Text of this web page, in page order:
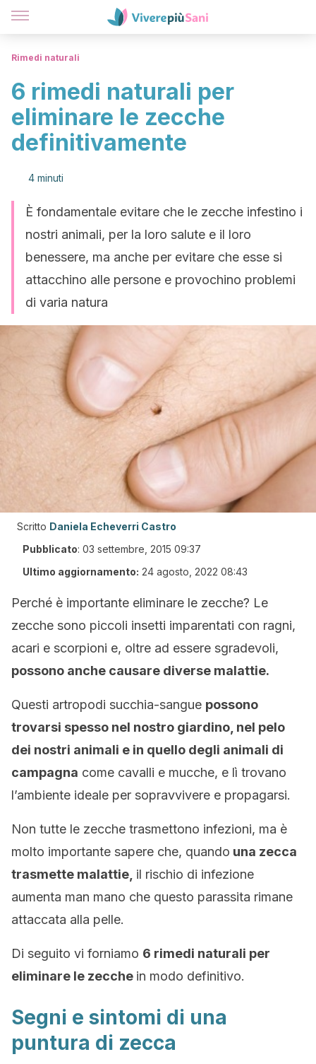
Rimedi naturali
6 rimedi naturali per
eliminare le zecche
definitivamente
4 minuti
È fondamentale evitare che le zecche infestino i
nostri animali, per la loro salute e il loro
benessere, ma anche per evitare che esse si
attacchino alle persone e provochino problemi
di varia natura
Scritto Daniela Echeverri Castro
Pubblicato: 03 settembre, 2015 09:37
Ultimo aggiornamento: 24 agosto, 2022 08:43
Perché è importante eliminare le zecche? Le
zecche sono piccoli insetti imparentati con ragni,
acari e scorpioni e, oltre ad essere sgradevoli,
possono anche causare diverse malattie.
Questi artropodi succhia-sangue possono
trovarsi spesso nel nostro giardino, nel pelo
dei nostri animali e in quello degli animali di
campagna come cavalli e mucche, e lì trovano
l’ambiente ideale per sopravvivere e propagarsi.
Non tutte le zecche trasmettono infezioni, ma è
molto importante sapere che, quando una zecca
trasmette malattie, il rischio di infezione
aumenta man mano che questo parassita rimane
attaccata alla pelle.
Di seguito vi forniamo 6 rimedi naturali per
eliminare le zecche in modo definitivo.
Segni e sintomi di una
puntura di zecca